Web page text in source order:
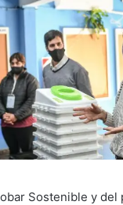
Sostenible y del